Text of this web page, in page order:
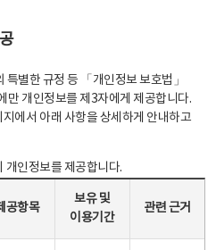
별한 규정 등 「개인정보 보호법」
만 개인정보를 제3자에게 제공합니다.
에서 아래 사항을 상세하게 안내하고
개인정보를 제공합니다.
공항목
보유 및
이용기간
관련 근거